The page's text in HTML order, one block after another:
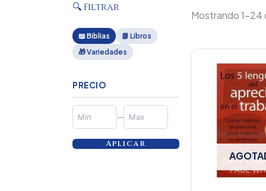
🔍 Filtrar
📖 Biblias
📗 Libros
🎁 Variedades
PRECIO
—
Aplicar
Mostrando 1–24